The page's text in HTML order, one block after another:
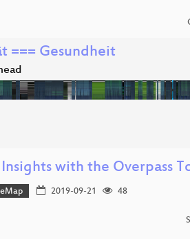
=== Gesundheit
with the Overpass
2019-09-21
48